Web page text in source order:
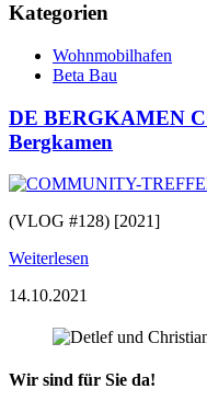
Kategorien
Wohnmobilhafen
Beta Bau
DE BERGKAMEN
Bergkamen
(VLOG #128) [2021]
Weiterlesen
14.10.2021
Wir sind für Sie da!